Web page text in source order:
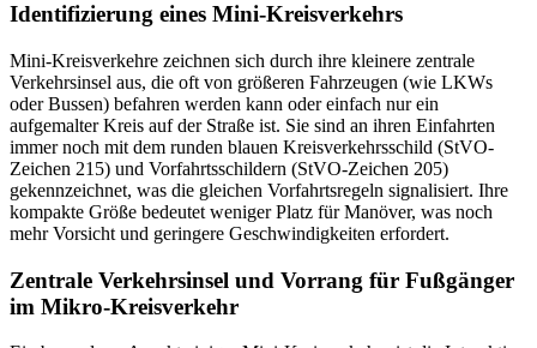
Identifizierung eines Mini-Kreisverkehrs
Mini-Kreisverkehre zeichnen sich durch ihre kleinere zentrale
Verkehrsinsel aus, die oft von größeren Fahrzeugen (wie LKWs
oder Bussen) befahren werden kann oder einfach nur ein
aufgemalter Kreis auf der Straße ist. Sie sind an ihren Einfahrten
immer noch mit dem runden blauen Kreisverkehrsschild (StVO-
Zeichen 215) und Vorfahrtsschildern (StVO-Zeichen 205)
gekennzeichnet, was die gleichen Vorfahrtsregeln signalisiert. Ihre
kompakte Größe bedeutet weniger Platz für Manöver, was noch
mehr Vorsicht und geringere Geschwindigkeiten erfordert.
Zentrale Verkehrsinsel und Vorrang für Fußgänger
im Mikro-Kreisverkehr